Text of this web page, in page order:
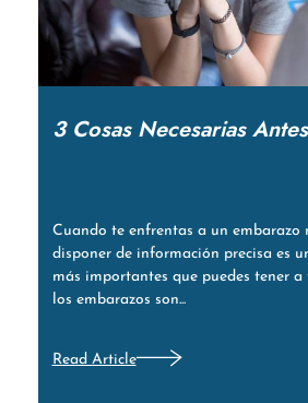
3 Cosas Necesarias
Cuando te enfrentas a un embarazo
disponer de información precisa es
más importantes que puedes tener
los embarazos son...
Read Article